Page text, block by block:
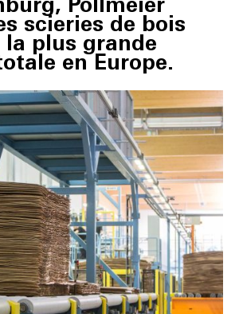
Pollmeier
scieries de bois
plus grande
en Europe.